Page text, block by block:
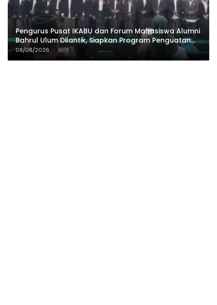
Pengurus Pusat IKABU dan Forum Mahasiswa Alumni
Bahrul Ulum Dilantik, Siapkan Program Penguatan
Organisasi dan Ekonomi
08/08/2026